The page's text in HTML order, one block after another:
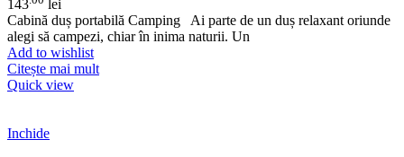
143
lei
Cabină duș portabilă Camping Ai parte de un duș relaxant oriunde
alegi să campezi, chiar în inima naturii. Un
Add to wishlist
Citește mai mult
Quick view
Inchide